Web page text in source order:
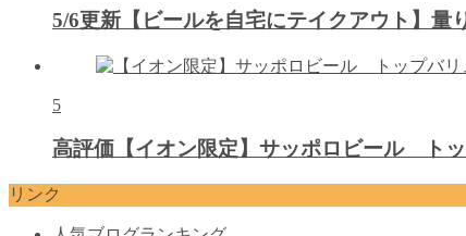
5/6更新【ビールを自宅にテイクアウト】量
5
高評価【イオン限定】サッポロビール ト
リンク